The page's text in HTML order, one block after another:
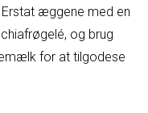
æggene med en
og brug
for at tilgodese